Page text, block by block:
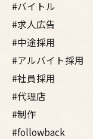
#バイトル
#求人広告
#中途採用
#アルバイト採用
#社員採用
#代理店
#制作
#followback